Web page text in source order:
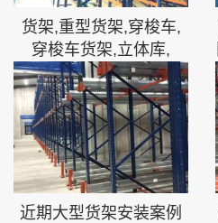
货架,重型货架,穿梭车,
穿梭车货架,立体库,
近期大型货架安装案例